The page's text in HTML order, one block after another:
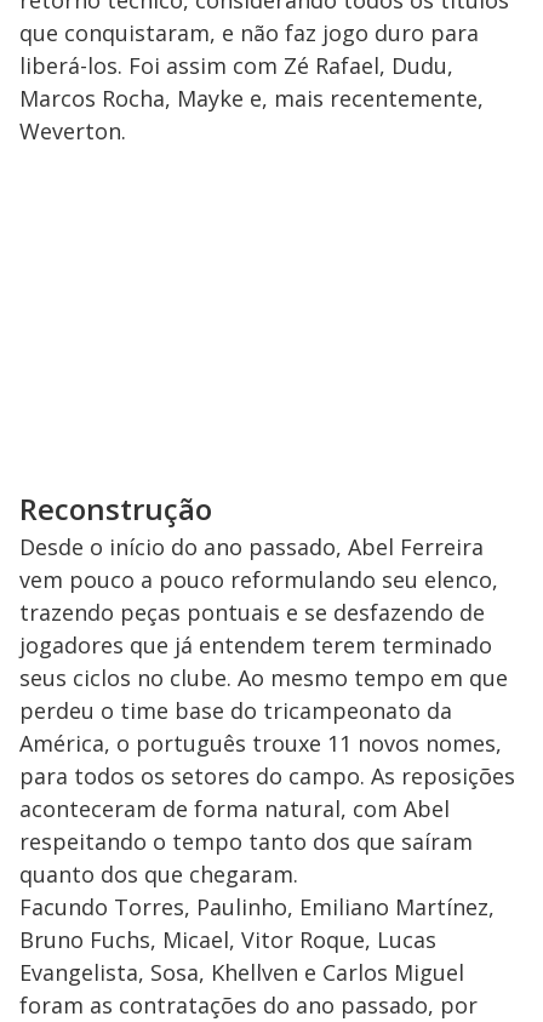
que conquistaram, e não faz jogo duro para
liberá-los. Foi assim com Zé Rafael, Dudu,
Marcos Rocha, Mayke e, mais recentemente,
Weverton.
Reconstrução
Desde o início do ano passado, Abel Ferreira
vem pouco a pouco reformulando seu elenco,
trazendo peças pontuais e se desfazendo de
jogadores que já entendem terem terminado
seus ciclos no clube. Ao mesmo tempo em que
perdeu o time base do tricampeonato da
América, o português trouxe 11 novos nomes,
para todos os setores do campo. As reposições
aconteceram de forma natural, com Abel
respeitando o tempo tanto dos que saíram
quanto dos que chegaram.
Facundo Torres, Paulinho, Emiliano Martínez,
Bruno Fuchs, Micael, Vitor Roque, Lucas
Evangelista, Sosa, Khellven e Carlos Miguel
foram as contratações do ano passado, por